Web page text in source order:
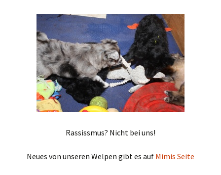
Rassissmus? Nicht bei uns!
Neues von unseren Welpen gibt es auf Mimis Seite